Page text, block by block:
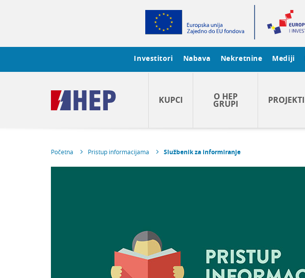
Investitori Nabava Nekretnine Mediji
KUPCI O HEP
GRUPI PROJEKTI
Početna Pristup informacijama Službenik za informiranje